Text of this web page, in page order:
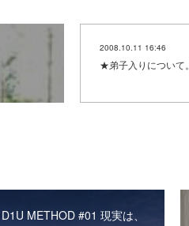
2008.10.11 16:46
★弟子入りについて。
METHOD #01 現実は、